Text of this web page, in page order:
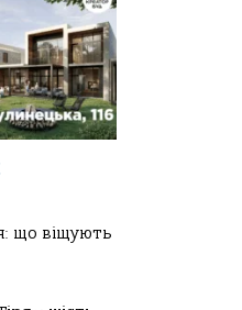
що віщують